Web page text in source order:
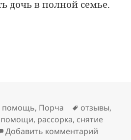
дочь в полной семье.
помощь, Порча Метки
отзывы,
помощи, рассорка, снятие
Добавить комментарий к